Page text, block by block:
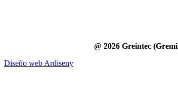
@ 2026 Greintec
Diseño web Ardiseny